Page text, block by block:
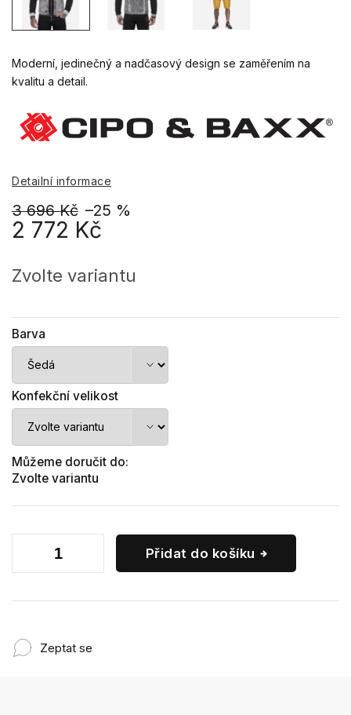
3 696 Kč –25 %
2 772 Kč
cena:
Zvolte variantu
Barva
Konfekční velikost
Můžeme doručit do:
Zvolte variantu
Přidat do košíku
Moderní, jedinečný a nadčasový design se zaměřením na
kvalitu a detail.
Detailní informace
Zeptat se